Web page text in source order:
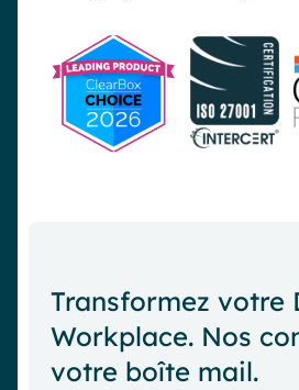
Transformez votre
Workplace. Nos
votre boîte mail.